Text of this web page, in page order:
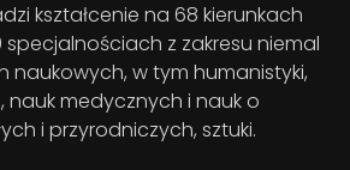
kształcenie na 68 kierunkach
specjalnościach z zakresu niemal
naukowych, w tym humanistyki,
nauk medycznych i nauk o
i przyrodniczych, sztuki.